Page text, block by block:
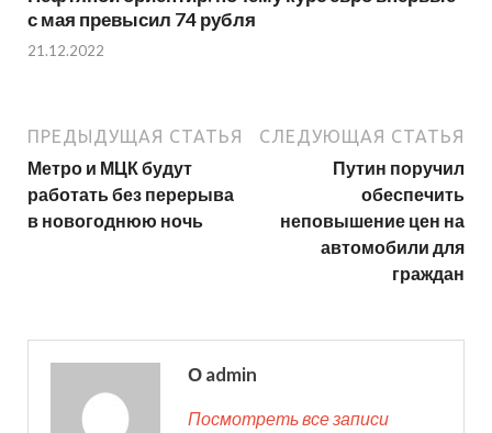
с мая превысил 74 рубля
21.12.2022
ПРЕДЫДУЩАЯ СТАТЬЯ
Метро и МЦК будут
работать без перерыва
в новогоднюю ночь
СЛЕДУЮЩАЯ СТАТЬЯ
Путин поручил
обеспечить
неповышение цен на
автомобили для
граждан
О admin
Посмотреть все записи